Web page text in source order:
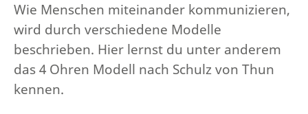
Wie Menschen miteinander kommunizieren,
wird durch verschiedene Modelle
beschrieben. Hier lernst du unter anderem
das 4 Ohren Modell nach Schulz von Thun
kennen.